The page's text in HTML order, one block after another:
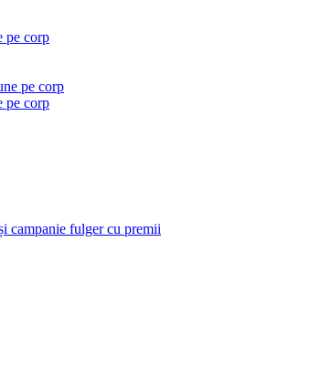
pe corp
pe corp
campanie fulger cu premii